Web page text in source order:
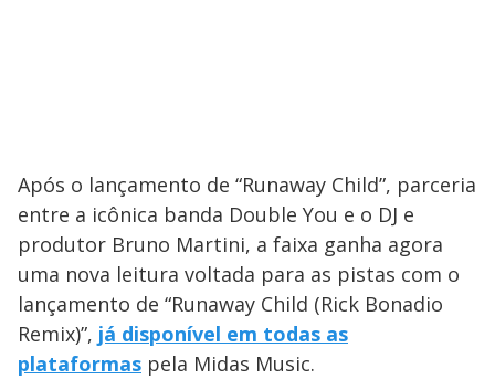
Após o lançamento de “Runaway Child”, parceria
entre a icônica banda Double You e o DJ e
produtor Bruno Martini, a faixa ganha agora
uma nova leitura voltada para as pistas com o
lançamento de “Runaway Child (Rick Bonadio
Remix)”, já disponível em todas as
plataformas pela Midas Music.